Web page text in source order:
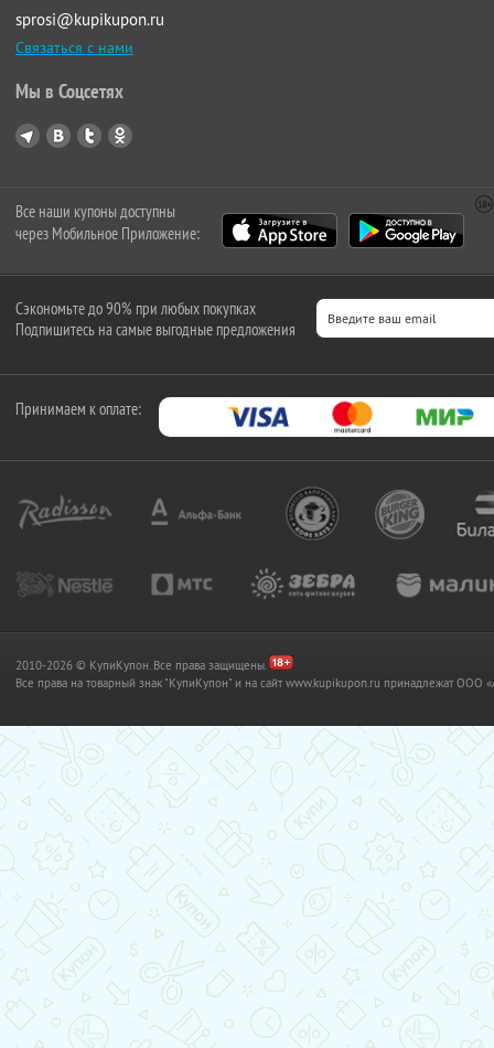
sprosi@kupikupon.ru
Связаться с нами
Мы в Соцсетях
Все наши купоны доступны
через Мобильное Приложение:
Сэкономьте до 90% при любых покупках
Подпишитесь на самые выгодные предложения
Принимаем к оплате:
2010-2026 © КупиКупон. Все права защищены.
Все права на товарный знак "КупиКупон" и на сайт www.kupikupon.ru принадлежат